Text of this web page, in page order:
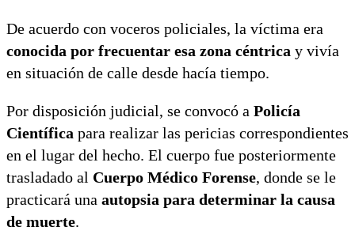
De acuerdo con voceros policiales, la víctima era
conocida por frecuentar esa zona céntrica y vivía
en situación de calle desde hacía tiempo.
Por disposición judicial, se convocó a Policía
Científica para realizar las pericias correspondientes
en el lugar del hecho. El cuerpo fue posteriormente
trasladado al Cuerpo Médico Forense, donde se le
practicará una autopsia para determinar la causa
de muerte.